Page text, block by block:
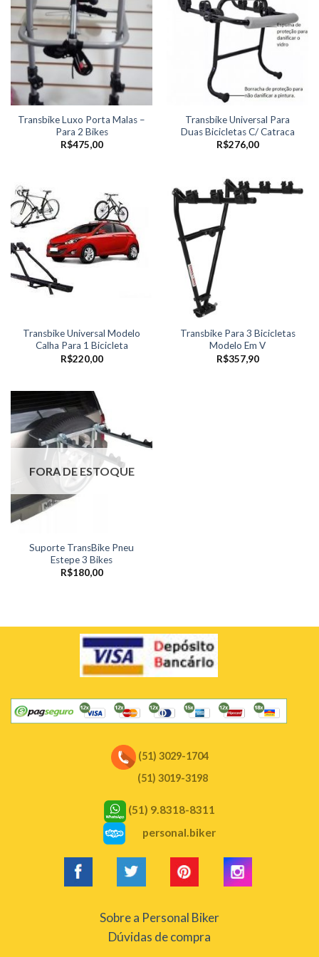
Transbike Luxo Porta Malas –
Para 2 Bikes
R$475,00
Transbike Universal Para
Duas Bicicletas C/ Catraca
R$276,00
Transbike Universal Modelo
Calha Para 1 Bicicleta
R$220,00
Transbike Para 3 Bicicletas
Modelo Em V
R$357,90
FORA DE ESTOQUE
Suporte TransBike Pneu
Estepe 3 Bikes
R$180,00
(51) 3029-1704
(51) 3019-3198
(51) 9.8318-8311
personal.biker
Sobre a Personal Biker
Dúvidas de compra